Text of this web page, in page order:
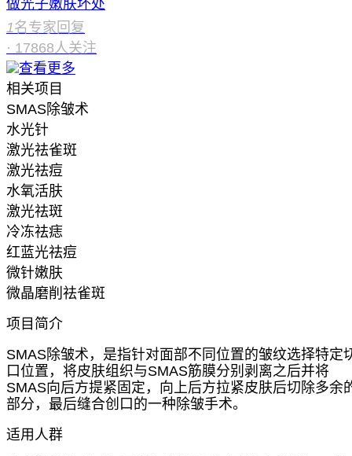
做光子嫩肤坏处
1名专家回复
· 17868人关注
查看更多
相关项目
SMAS除皱术
水光针
激光祛雀斑
激光祛痘
水氧活肤
激光祛斑
冷冻祛痣
红蓝光祛痘
微针嫩肤
微晶磨削祛雀斑
项目简介
SMAS除皱术，是指针对面部不同位置的皱纹选择特定
口位置，将皮肤组织与SMAS筋膜分别剥离之后并将
SMAS向后方提紧固定，向上后方拉紧皮肤后切除多余
部分，最后缝合创口的一种除皱手术。
适用人群